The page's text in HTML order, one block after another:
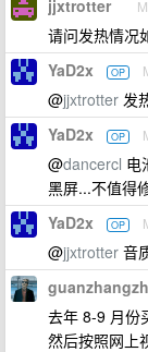
jjxtrotter
请问发热情况
YaD2x OP
@jjxtrotter 发
YaD2x OP
@dancercl 电
黑屏...不值得
YaD2x OP
@jjxtrotter 音
去年 8-9 月份
然后按照网上